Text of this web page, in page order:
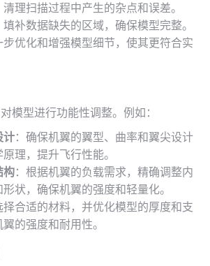
清理扫描过程中产生的杂点和误差。
填补数据缺失的区域，确保模型完整。
步优化和增强模型细节，使其更符合实
模型进行功能性调整。例如：
计：确保机翼的翼型、曲率和翼尖设计
理，提升飞行性能。
构：根据机翼的负载需求，精确调整内
状，确保机翼的强度和轻量化。
择合适的材料，并优化模型的厚度和支
的强度和耐用性。